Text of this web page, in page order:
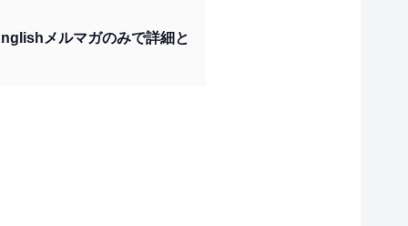
メルマガのみで詳細と